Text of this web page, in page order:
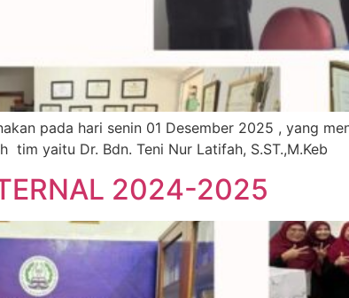
pada hari senin 01 Desember 2025 , yang
tim yaitu Dr. Bdn. Teni Nur Latifah, S.ST.,M.Keb
2024-2025